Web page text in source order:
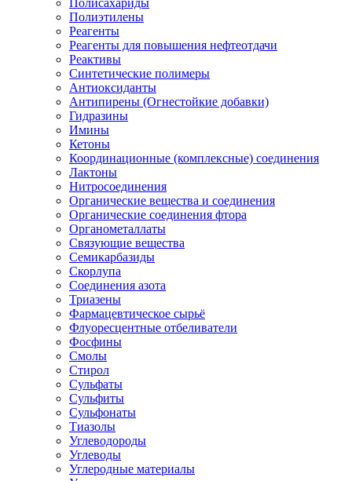
Полисахариды
Полиэтилены
Реагенты
Реагенты для повышения нефтеотдачи
Реактивы
Синтетические полимеры
Антиоксиданты
Антипирены (Огнестойкие добавки)
Гидразины
Имины
Кетоны
Координационные (комплексные) соединения
Лактоны
Нитросоединения
Органические вещества и соединения
Органические соединения фтора
Органометаллаты
Связующие вещества
Семикарбазиды
Скорлупа
Соединения азота
Триазены
Фармацевтическое сырьё
Флуоресцентные отбеливатели
Фосфины
Смолы
Стирол
Сульфаты
Сульфиты
Сульфонаты
Тиазолы
Углеводороды
Углеводы
Углеродные материалы